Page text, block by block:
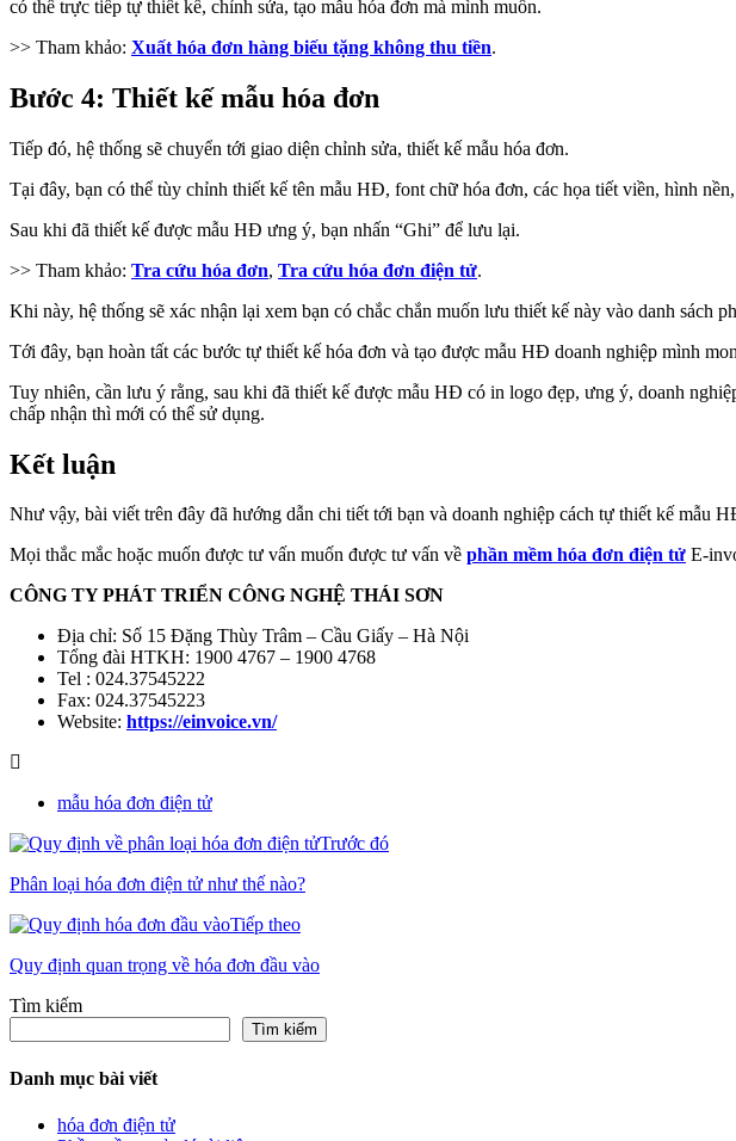
có thể trực tiếp tự thiết kế, chỉnh sửa, tạo mẫu hóa đơn mà mình muốn.
>> Tham khảo: Xuất hóa đơn hàng biếu tặng không thu tiền.
Bước 4: Thiết kế mẫu hóa đơn
Tiếp đó, hệ thống sẽ chuyển tới giao diện chỉnh sửa, thiết kế mẫu hóa đơn.
Tại đây, bạn có thể tùy chỉnh thiết kế tên mẫu HĐ, font chữ hóa đơn, các họa tiết viền, hình
Sau khi đã thiết kế được mẫu HĐ ưng ý, bạn nhấn “Ghi” để lưu lại.
>> Tham khảo: Tra cứu hóa đơn, Tra cứu hóa đơn điện tử.
Khi này, hệ thống sẽ xác nhận lại xem bạn có chắc chắn muốn lưu thiết kế này vào danh
Tới đây, bạn hoàn tất các bước tự thiết kế hóa đơn và tạo được mẫu HĐ doanh nghiệp mình
Tuy nhiên, cần lưu ý rằng, sau khi đã thiết kế được mẫu HĐ có in logo đẹp, ưng ý, doanh
chấp nhận thì mới có thể sử dụng.
Kết luận
Như vậy, bài viết trên đây đã hướng dẫn chi tiết tới bạn và doanh nghiệp cách tự thiết kế mẫu
Mọi thắc mắc hoặc muốn được tư vấn muốn được tư vấn về phần mềm hóa đơn điện tử E-
CÔNG TY PHÁT TRIỂN CÔNG NGHỆ THÁI SƠN
Địa chỉ: Số 15 Đặng Thùy Trâm – Cầu Giấy – Hà Nội
Tổng đài HTKH: 1900 4767 – 1900 4768
Tel : 024.37545222
Fax: 024.37545223
Website: https://einvoice.vn/
mẫu hóa đơn điện tử
Trước đó
Phân loại hóa đơn điện tử như thế nào?
Tiếp theo
Quy định quan trọng về hóa đơn đầu vào
Tìm kiếm
Tìm kiếm
Danh mục bài viết
hóa đơn điện tử